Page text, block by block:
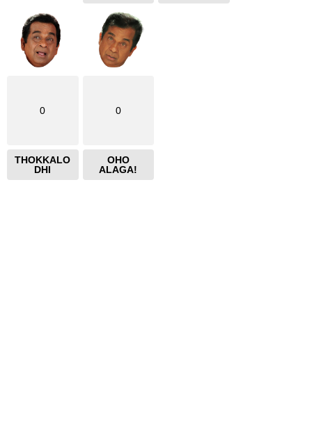
0
THOKKALO
DHI
0
OHO
ALAGA!